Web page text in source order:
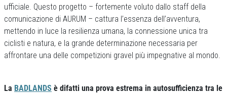
ufficiale. Questo progetto – fortemente voluto dallo staff della
comunicazione di AURUM – cattura l’essenza dell’avventura,
mettendo in luce la resilienza umana, la connessione unica tra
ciclisti e natura, e la grande determinazione necessaria per
affrontare una delle competizioni gravel più impegnative al mondo.
La BADLANDS è difatti una prova estrema in autosufficienza tra le